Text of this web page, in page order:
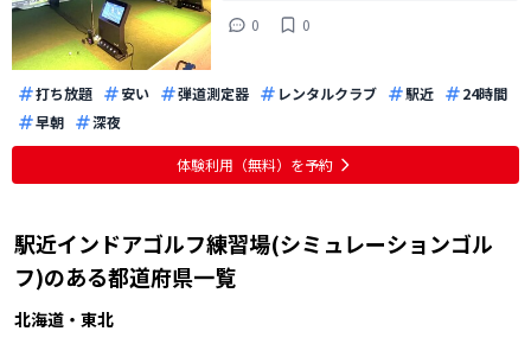
0
0
打ち放題 安い 弾道測定器 レンタルクラブ 駅近
24時間
早朝
深夜
体験利用（無料）を予約
駅近インドアゴルフ練習場(シミュレーションゴル
フ)のある都道府県一覧
北海道・東北